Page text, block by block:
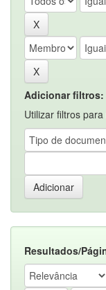
Adicionar filtros:
Utilizar filtros
Resultados/